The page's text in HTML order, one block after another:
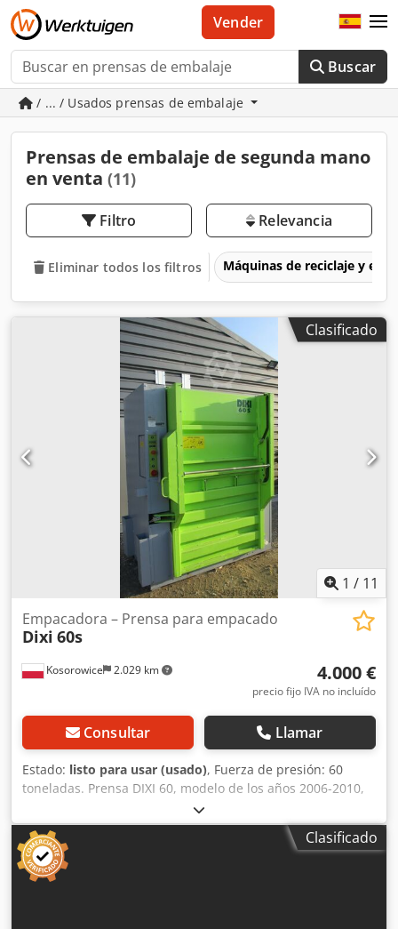
Buscar
Vender
/ ... / Usados prensas de embalaje
Prensas de embalaje de segunda mano
en venta (11)
Filtro Relevancia
Eliminar todos los filtros Máquinas de reciclaje y
Clasificado
1 / 11
Kosorowice 2.029 km
Empacadora – Prensa para empacado
Dixi 60s
4.000 €
precio fijo IVA no incluído
Consultar Llamar
Estado: listo para usar (usado), Fuerza de presión: 60
toneladas. Prensa DIXI 60, modelo de los años 2006-2010,
cuesta 4000 euros. Modelo de los años 2017-2019, cuesta
5000 euros. Dimensiones de la viga: 120 x 80 x 110 cm.
Dimensiones de la prensa: 1900 x 1400 x 2200 (altura).
Peso de la prensa: aproximadamente 2430 kg. Peso de la
viga: hasta 500 kg. Cjdpfxora Nqhs Ah Uoha Calentador de
Clasificado